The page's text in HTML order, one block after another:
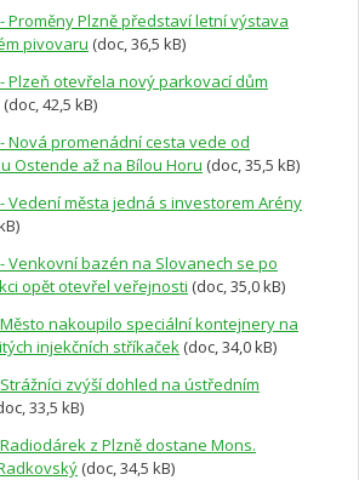
Proměny Plzně představí letní výstava
pivovaru (doc, 36,5 kB)
- Plzeň otevřela nový parkovací dům
(doc, 42,5 kB)
- Nová promenádní cesta vede od
Ostende až na Bílou Horu (doc, 35,5 kB)
- Vedení města jedná s investorem Arény
Venkovní bazén na Slovanech se po
opět otevřel veřejnosti (doc, 35,0 kB)
Město nakoupilo speciální kontejnery na
injekčních stříkaček (doc, 34,0 kB)
Strážníci zvýší dohled na ústředním
33,5 kB)
Radiodárek z Plzně dostane Mons.
(doc, 34,5 kB)